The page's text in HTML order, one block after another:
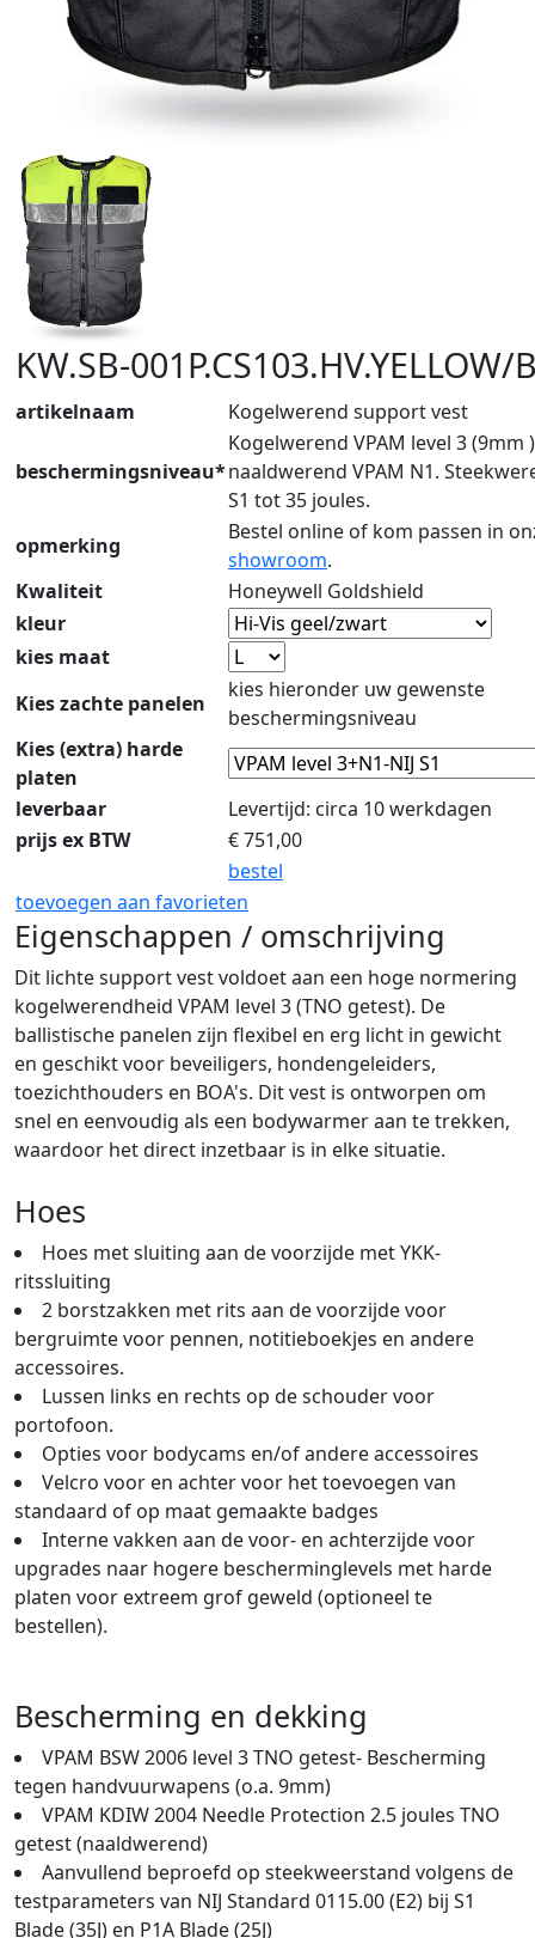
KW.SB-001P.CS103.HV.YELLOW/
artikelnaam Kogelwerend support vest
beschermingsniveau*
Kogelwerend VPAM level 3 (9mm
naaldwerend VPAM N1.
S1 tot 35 joules.
opmerking
Bestel online of kom passen in
showroom.
Kwaliteit
Honeywell Goldshield
kleur
kies maat
Kies zachte panelen
kies hieronder uw gewenste
beschermingsniveau
Kies (extra) harde
platen
leverbaar
Levertijd: circa 10 werkdagen
prijs ex BTW
€751,00
bestel
toevoegen aan favorieten
Eigenschappen / omschrijving
Dit lichte support vest voldoet aan een hoge normering
kogelwerendheid VPAM level 3 (TNO getest). De
ballistische panelen zijn flexibel en erg licht in gewicht
en geschikt voor beveiligers, hondengeleiders,
toezichthouders en BOA's. Dit vest is ontworpen om
snel en eenvoudig als een bodywarmer aan te trekken,
waardoor het direct inzetbaar is in elke situatie.
Hoes
Hoes met sluiting aan de voorzijde met YKK-
ritssluiting
2 borstzakken met rits aan de voorzijde voor
bergruimte voor pennen, notitieboekjes en andere
accessoires.
Lussen links en rechts op de schouder voor
portofoon.
Opties voor bodycams en/of andere accessoires
Velcro voor en achter voor het toevoegen van
standaard of op maat gemaakte badges
Interne vakken aan de voor- en achterzijde voor
upgrades naar hogere bescherminglevels met harde
platen voor extreem grof geweld (optioneel te
bestellen).
Bescherming en dekking
VPAM BSW 2006 level 3 TNO getest- Bescherming
tegen handvuurwapens (o.a. 9mm)
VPAM KDIW 2004 Needle Protection 2.5 joules TNO
getest (naaldwerend)
Aanvullend beproefd op steekweerstand volgens de
testparameters van NIJ Standard 0115.00 (E2) bij S1
Blade (35J) en P1A Blade (25J)